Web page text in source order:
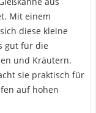
Mit einem
diese kleine
gut für die
und Kräutern.
sie praktisch für
auf hohen